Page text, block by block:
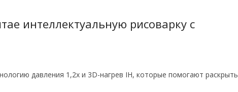
интеллектуальную рисоварку с
давления 1,2x и 3D-нагрев IH, которые помогают раскрыть